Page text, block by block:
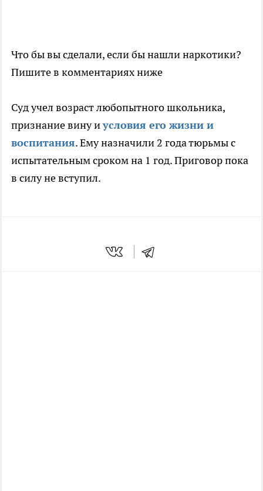
Что бы вы сделали, если бы нашли наркотики?
Пишите в комментариях ниже
Суд учел возраст любопытного школьника,
признание вину иусловия его жизни и
воспитания. Ему назначили 2 года тюрьмы с
испытательным сроком на 1 год. Приговор пока
в силу не вступил.